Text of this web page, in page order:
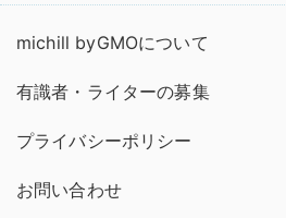
michill byGMOについて
有識者・ライターの募集
プライバシーポリシー
お問い合わせ